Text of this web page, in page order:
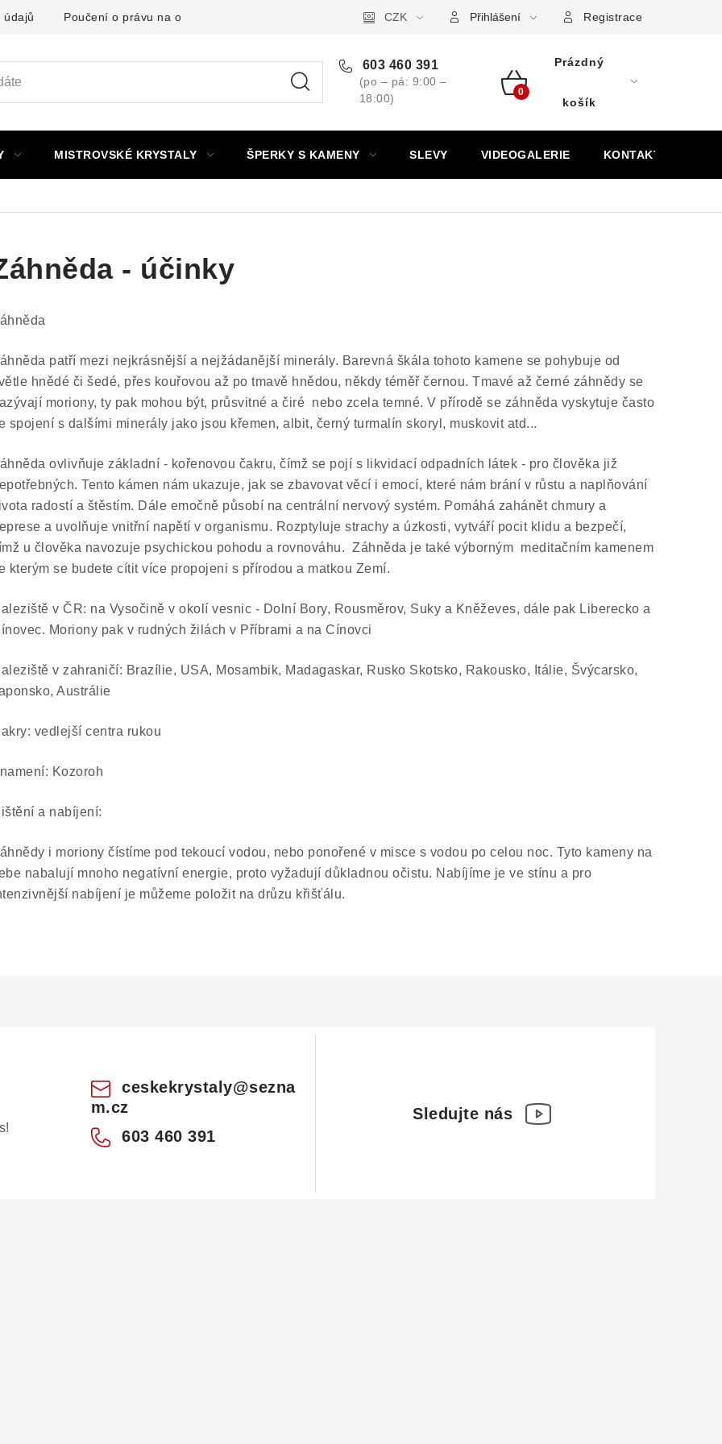
údajů Poučení o právu na odstoupení od smlouvy Puncovní značky Výkup minerálů a drahých kamenů
CZK Přihlášení Registrace
603 460 391
(po – pá: 9:00 –
18:00)
Nákupní
Prázdný
košík
MISTROVSKÉ KRYSTALY ŠPERKY S KAMENY SLEVY VIDEOGALERIE KONTAKT
- účinky
patří mezi nejkrásnější a nejžádanější minerály. Barevná škála tohoto kamene se pohybuje od
hnědé či šedé, přes kouřovou až po tmavě hnědou, někdy téměř černou. Tmavé až černé záhnědy se
moriony, ty pak mohou být, průsvitné a čiré nebo zcela temné. V přírodě se záhněda vyskytuje často
spojení s dalšími minerály jako jsou křemen, albit, černý turmalín skoryl, muskovit atd...
ovlivňuje základní - kořenovou čakru, čímž se pojí s likvidací odpadních látek - pro člověka již
Tento kámen nám ukazuje, jak se zbavovat věcí i emocí, které nám brání v růstu a naplňování
radostí a štěstím. Dále emočně působí na centrální nervový systém. Pomáhá zahánět chmury a
a uvolňuje vnitřní napětí v organismu. Rozptyluje strachy a úzkosti, vytváří pocit klidu a bezpečí,
u člověka navozuje psychickou pohodu a rovnováhu. Záhněda je také výborným meditačním kamenem
kterým se budete cítit více propojeni s přírodou a matkou Zemí.
v ČR: na Vysočině v okolí vesnic - Dolní Bory, Rousměrov, Suky a Kněževes, dále pak Liberecko a
Moriony pak v rudných žilách v Příbrami a na Cínovci
v zahraničí: Brazílie, USA, Mosambik, Madagaskar, Rusko Skotsko, Rakousko, Itálie, Švýcarsko,
Austrálie
vedlejší centra rukou
Kozoroh
a nabíjení:
i moriony čístíme pod tekoucí vodou, nebo ponořené v misce s vodou po celou noc. Tyto kameny na
nabalují mnoho negatívní energie, proto vyžadují důkladnou očistu. Nabíjíme je ve stínu a pro
nabíjení je můžeme položit na drůzu křišťálu.
ceskekrystaly@sezna
m.cz
603 460 391